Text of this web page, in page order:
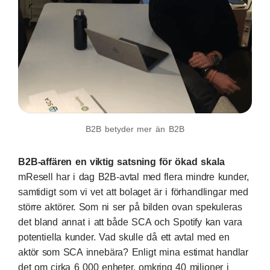
B2B betyder mer än B2B
B2B-affären en viktig satsning för ökad skala
mResell har i dag B2B-avtal med flera mindre kunder,
samtidigt som vi vet att bolaget är i förhandlingar med
större aktörer. Som ni ser på bilden ovan spekuleras
det bland annat i att både SCA och Spotify kan vara
potentiella kunder. Vad skulle då ett avtal med en
aktör som SCA innebära? Enligt mina estimat handlar
det om cirka 6 000 enheter, omkring 40 miljoner i